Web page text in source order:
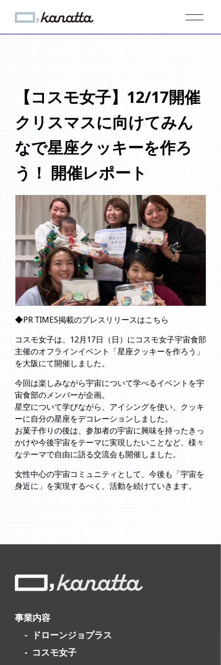
【コスモ女子】12/17開催
クリスマスに向けてみん
なで星座クッキーを作ろ
う！ 開催レポート
◆PR TIMES掲載のプレスリリースはこちら
コスモ女子は、12月17日（日）にコスモ女子宇宙食部
主催のオフラインイベント「星座クッキーを作ろう」
を大阪にて開催しました。
今回は楽しみながら宇宙について学べるイベントを宇
宙食部のメンバーが企画。
星空について学びながら、アイシングを使い、クッキ
ーに自分の星座をデコレーションしました。
お菓子作りの後は、参加者の宇宙に興味を持ったきっ
かけや今後宇宙をテーマに実現したいことなど、様々
なテーマで自由に語る交流会も開催しました。
女性中心の宇宙コミュニティとして、今後も「宇宙を
身近に」を実現するべく、活動を続けていきます。
事業内容
ドローンジョプラス
コスモ女子